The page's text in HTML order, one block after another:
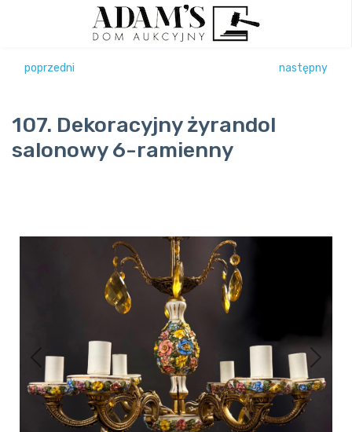
poprzedni następny
107. Dekoracyjny żyrandol
salonowy 6-ramienny
Previous Next